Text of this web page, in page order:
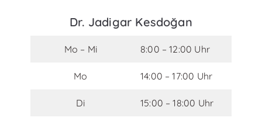
Dr. Jadigar Kesdoğan
Mo – Mi 8:00 – 12:00 Uhr
Mo 14:00 – 17:00 Uhr
Di 15:00 – 18:00 Uhr